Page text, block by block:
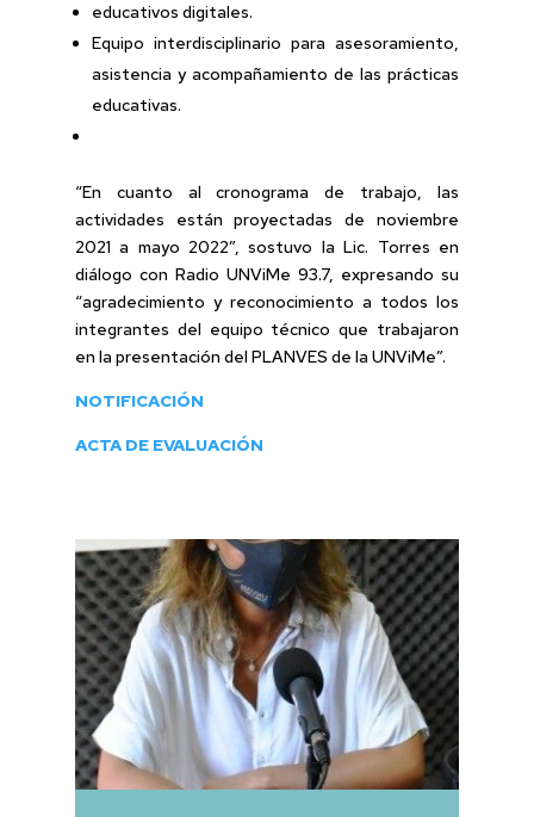
educativos digitales.
Equipo interdisciplinario para asesoramiento,
asistencia y acompañamiento de las prácticas
educativas.
“En cuanto al cronograma de trabajo, las
actividades están proyectadas de noviembre
2021 a mayo 2022”, sostuvo la Lic. Torres en
diálogo con Radio UNViMe 93.7, expresando su
“agradecimiento y reconocimiento a todos los
integrantes del equipo técnico que trabajaron
en la presentación del PLANVES de la UNViMe”.
NOTIFICACIÓN
ACTA DE EVALUACIÓN